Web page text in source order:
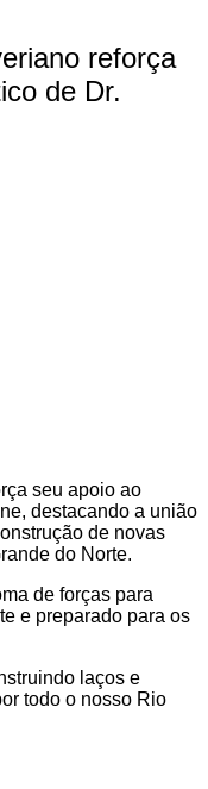
reforça
de Dr.
seu apoio ao
destacando a união
de novas
do Norte.
de forças para
e preparado para os
laços e
todo o nosso Rio